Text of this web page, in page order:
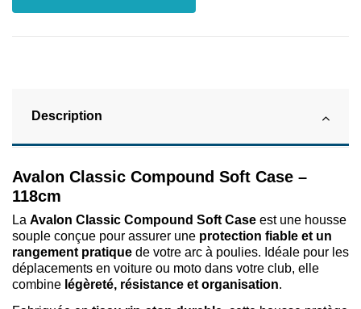
Description
Avalon Classic Compound Soft Case –
118cm
La Avalon Classic Compound Soft Case est une housse
souple conçue pour assurer une protection fiable et un
rangement pratique de votre arc à poulies. Idéale pour les
déplacements en voiture ou moto dans votre club, elle
combine légèreté, résistance et organisation.